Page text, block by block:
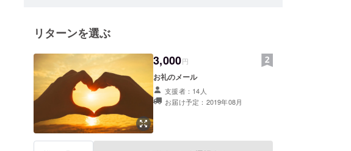
・2018年10月 青森県立保健大学大学祭にて 疾患啓発ブース
・2018年9月 ME/CFS 宮城勉強会・交流会
・2018年5月 ME/CFS世界啓発デーイベント（青森・弘前・
浜松・神戸・福岡）
・2018年1月 静岡県医療講演会 「知っていますか？慢性疲労
症候群」
その他多数開催しています。
リターンを選ぶ
3,000円
お礼のメール
支援者：14人
お届け予定：2019年08月